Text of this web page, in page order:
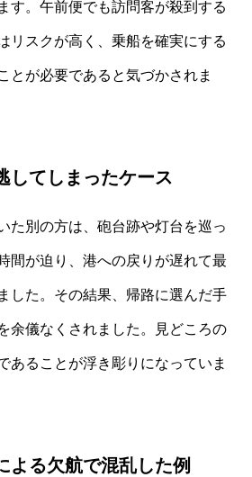
す。午前便でも訪問客が殺到する
リスクが高く、乗船を確実にする
とが必要であると気づかされま
してしまったケース
た別の方は、砲台跡や灯台を巡っ
間が迫り、港への戻りが遅れて最
した。その結果、帰路に選んだ手
余儀なくされました。見どころの
あることが浮き彫りになっていま
よる欠航で混乱した例